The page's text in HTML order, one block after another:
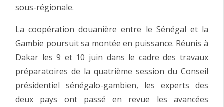
sous-régionale.
La coopération douanière entre le Sénégal et la
Gambie poursuit sa montée en puissance. Réunis à
Dakar les 9 et 10 juin dans le cadre des travaux
préparatoires de la quatrième session du Conseil
présidentiel sénégalo-gambien, les experts des
deux pays ont passé en revue les avancées